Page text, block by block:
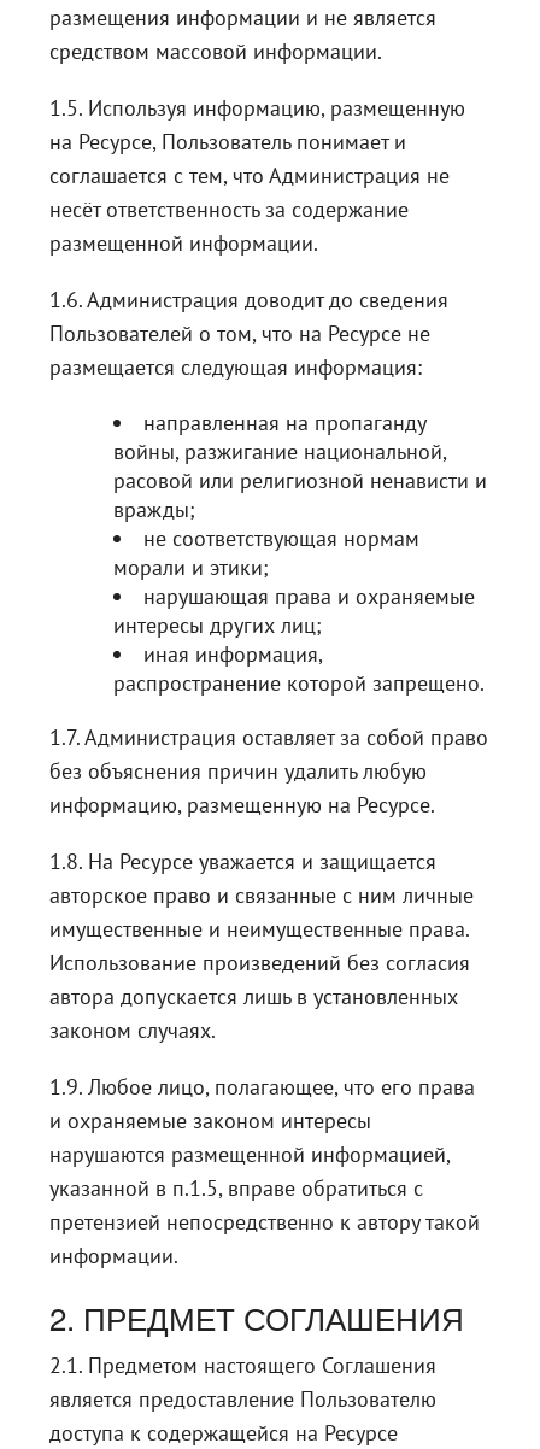
размещения информации и не является
средством массовой информации.
1.5. Используя информацию, размещенную
на Ресурсе, Пользователь понимает и
соглашается с тем, что Администрация не
несёт ответственность за содержание
размещенной информации.
1.6. Администрация доводит до сведения
Пользователей о том, что на Ресурсе не
размещается следующая информация:
направленная на пропаганду
войны, разжигание национальной,
расовой или религиозной ненависти и
вражды;
не соответствующая нормам
морали и этики;
нарушающая права и охраняемые
интересы других лиц;
иная информация,
распространение которой запрещено.
1.7. Администрация оставляет за собой право
без объяснения причин удалить любую
информацию, размещенную на Ресурсе.
1.8. На Ресурсе уважается и защищается
авторское право и связанные с ним личные
имущественные и неимущественные права.
Использование произведений без согласия
автора допускается лишь в установленных
законом случаях.
1.9. Любое лицо, полагающее, что его права
и охраняемые законом интересы
нарушаются размещенной информацией,
указанной в п.1.5, вправе обратиться с
претензией непосредственно к автору такой
информации.
2. ПРЕДМЕТ СОГЛАШЕНИЯ
2.1. Предметом настоящего Соглашения
является предоставление Пользователю
доступа к содержащейся на Ресурсе